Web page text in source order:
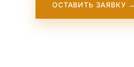
ОСТАВИТЬ ЗАЯВКУ →